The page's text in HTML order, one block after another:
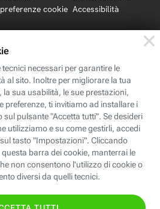
preferenze cookie Accessibilità